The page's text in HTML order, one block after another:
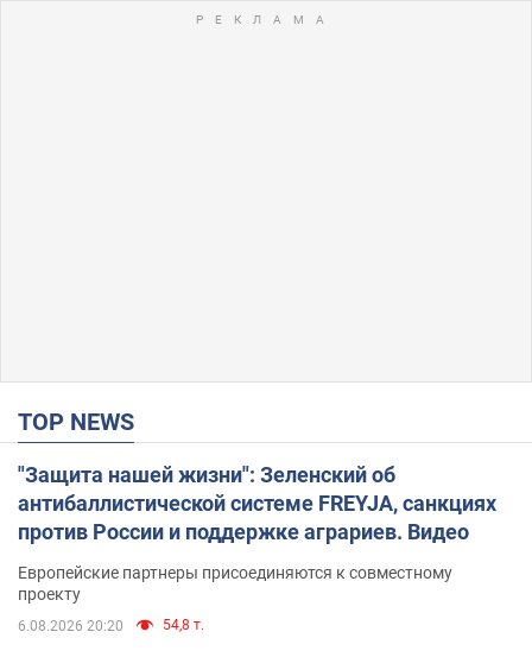
TOP NEWS
"Защита нашей жизни": Зеленский об
антибаллистической системе FREYJA, санкциях
против России и поддержке аграриев. Видео
Европейские партнеры присоединяются к совместному
проекту
6.08.2026 20:20 54,8 т.